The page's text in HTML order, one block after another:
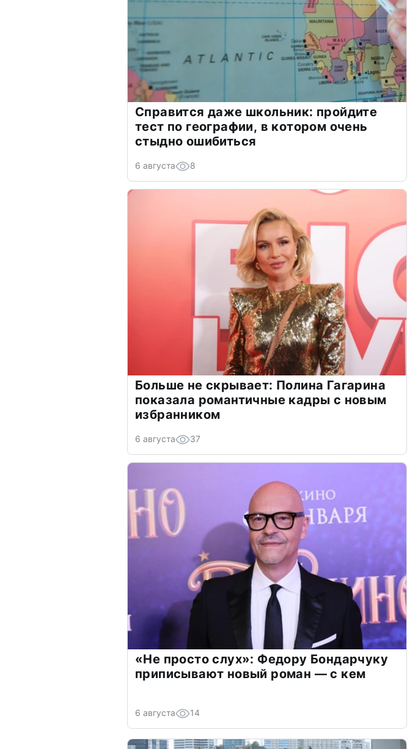
Справится даже школьник: пройдите
тест по географии, в котором очень
стыдно ошибиться
6 августа 8
Больше не скрывает: Полина Гагарина
показала романтичные кадры с новым
избранником
6 августа 37
«Не просто слух»: Федору Бондарчуку
приписывают новый роман — с кем
6 августа 14